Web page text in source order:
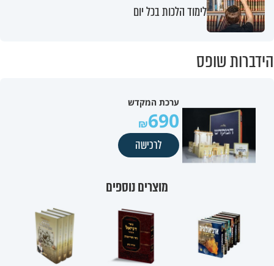
לימוד הלכות בכל יום
הידברות שופס
ערכת המקדש
690
לרכישה
מוצרים נוספים